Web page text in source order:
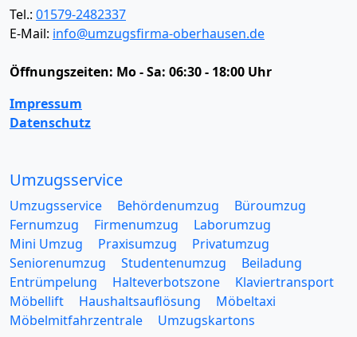
Tel.: 01579-2482337
E-Mail: info@umzugsfirma-oberhausen.de
Öffnungszeiten: Mo - Sa: 06:30 - 18:00 Uhr
Impressum
Datenschutz
Umzugsservice
Umzugsservice Behördenumzug
Büroumzug
Fernumzug
Firmenumzug
Laborumzug
Mini Umzug
Praxisumzug
Privatumzug
Seniorenumzug
Studentenumzug
Beiladung
Entrümpelung
Halteverbotszone
Klaviertransport
Möbellift
Haushaltsauflösung
Möbeltaxi
Möbelmitfahrzentrale
Umzugskartons